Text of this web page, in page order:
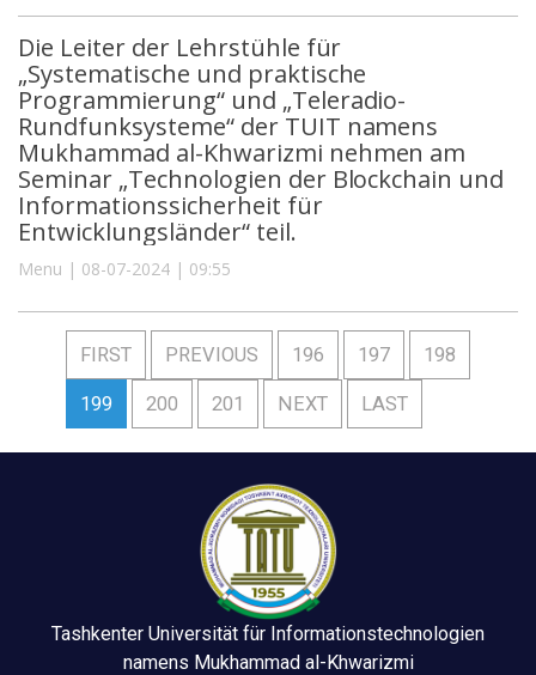
Die Leiter der Lehrstühle für
„Systematische und praktische
Programmierung“ und „Teleradio-
Rundfunksysteme“ der TUIT namens
Mukhammad al-Khwarizmi nehmen am
Seminar „Technologien der Blockchain und
Informationssicherheit für
Entwicklungsländer“ teil.
Menu | 08-07-2024 | 09:55
FIRST PREVIOUS 196 197 198
199 200 201 NEXT LAST
Tashkenter Universität für Informationstechnologien
namens Mukhammad al-Khwarizmi